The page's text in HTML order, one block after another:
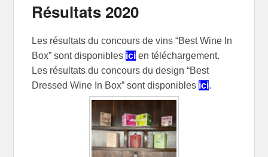
Résultats 2020
Les résultats du concours de vins “Best Wine In
Box” sont disponibles ici en téléchargement.
Les résultats du concours du design “Best
Dressed Wine In Box” sont disponibles ici.